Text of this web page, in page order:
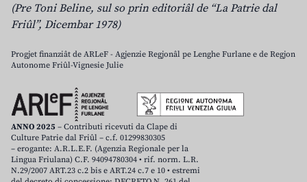
(Pre Toni Beline, sul so prin editoriâl de “La Patrie dal
Friûl”, Dicembar 1978)
Progjet finanziât de ARLeF - Agjenzie Regjonâl pe Lenghe Furlane e de Regjon
Autonome Friûl-Vignesie Julie
ANNO 2025 – Contributi ricevuti da Clape di
Culture Patrie dal Friûl – c.f. 01299830305
– erogante: A.R.L.E.F. (Agenzia Regionale per la
Lingua Friulana) C.F. 94094780304 • rif. norm. L.R.
N.29/2007 ART.23 c.2 bis e ART.24 c.7 e 10 • estremi